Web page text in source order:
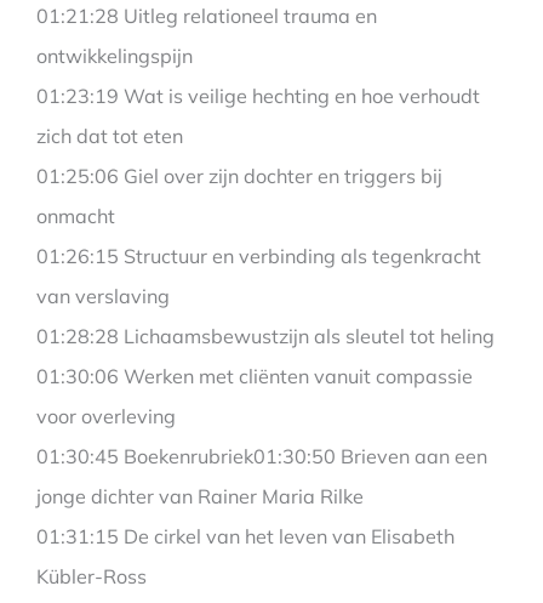
01:21:28 Uitleg relationeel trauma en
ontwikkelingspijn
01:23:19 Wat is veilige hechting en hoe verhoudt
zich dat tot eten
01:25:06 Giel over zijn dochter en triggers bij
onmacht
01:26:15 Structuur en verbinding als tegenkracht
van verslaving
01:28:28 Lichaamsbewustzijn als sleutel tot heling
01:30:06 Werken met cliënten vanuit compassie
voor overleving
01:30:45 Boekenrubriek01:30:50 Brieven aan een
jonge dichter van Rainer Maria Rilke
01:31:15 De cirkel van het leven van Elisabeth
Kübler-Ross